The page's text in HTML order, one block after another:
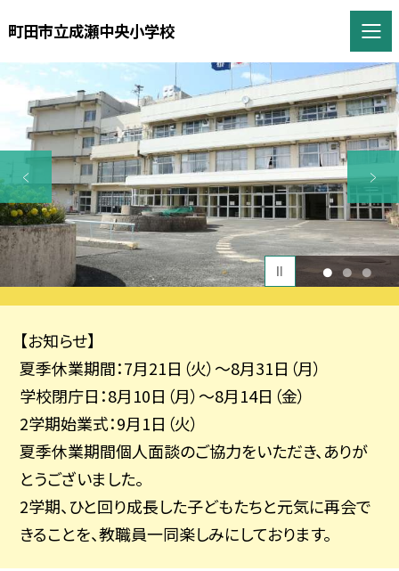
町田市立成瀬中央小学校
1 2 3
【お知らせ】
夏季休業期間：7月21日（火）～8月31日（月）
学校閉庁日：8月10日（月）～8月14日（金）
2学期始業式：9月1日（火）
夏季休業期間個人面談のご協力をいただき、ありが
とうございました。
2学期、ひと回り成長した子どもたちと元気に再会で
きることを、教職員一同楽しみにしております。